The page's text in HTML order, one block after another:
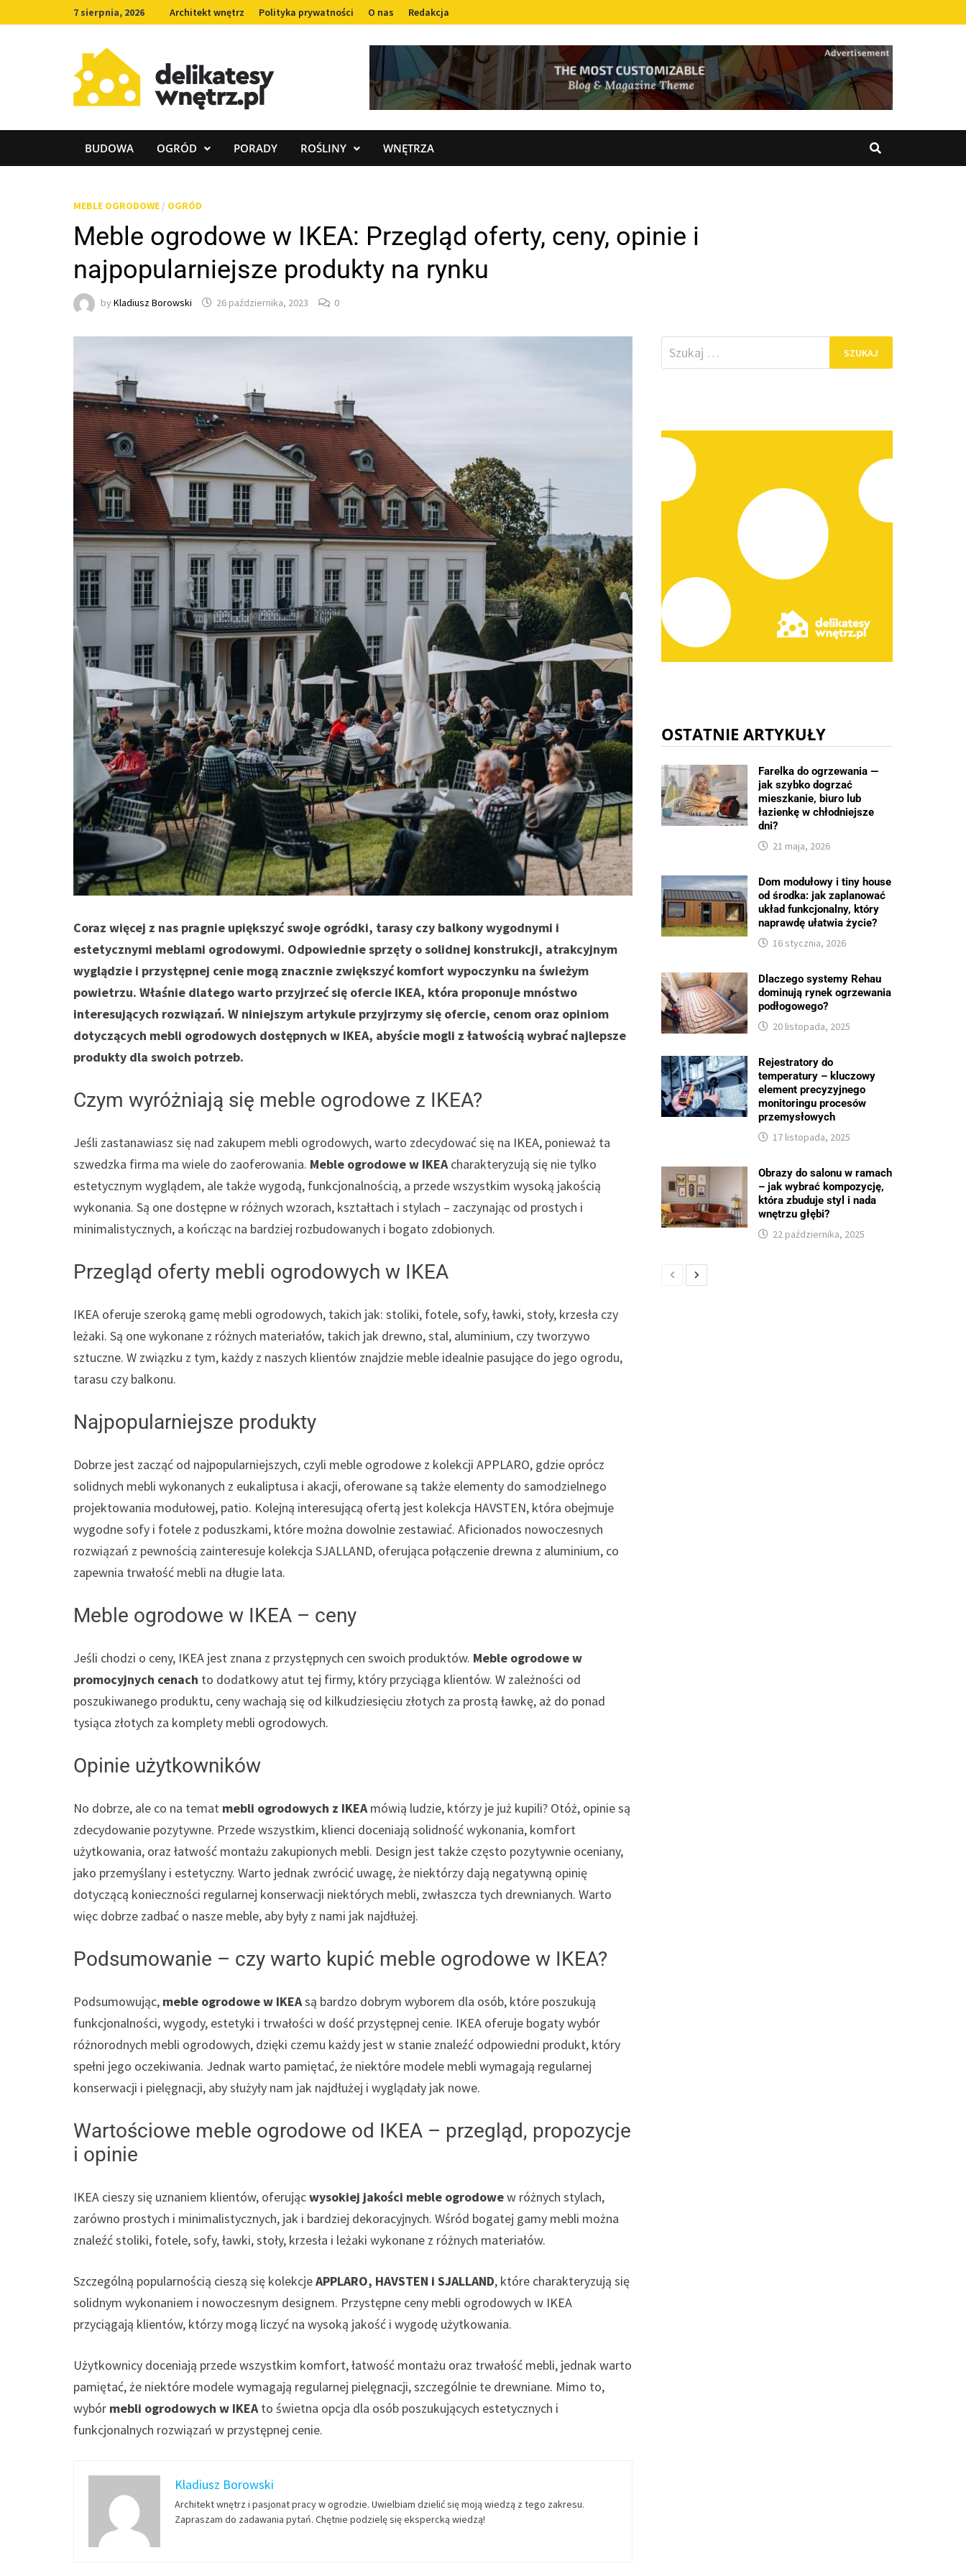
to
7 sierpnia, 2026 Architekt wnętrz Polityka prywatności O nas Redakcja
BUDOWA OGRÓD PORADY ROŚLINY WNĘTRZA
MEBLE OGRODOWE / OGRÓD
Meble ogrodowe w IKEA: Przegląd oferty, ceny, opinie i
najpopularniejsze produkty na rynku
by Kladiusz Borowski 26 października, 2023 0
Coraz więcej z nas pragnie upiększyć swoje ogródki, tarasy czy balkony wygodnymi i
estetycznymi meblami ogrodowymi. Odpowiednie sprzęty o solidnej konstrukcji, atrakcyjnym
wyglądzie i przystępnej cenie mogą znacznie zwiększyć komfort wypoczynku na świeżym
powietrzu. Właśnie dlatego warto przyjrzeć się ofercie IKEA, która proponuje mnóstwo
interesujących rozwiązań. W niniejszym artykule przyjrzymy się ofercie, cenom oraz opiniom
dotyczących mebli ogrodowych dostępnych w IKEA, abyście mogli z łatwością wybrać najlepsze
produkty dla swoich potrzeb.
Czym wyróżniają się meble ogrodowe z IKEA?
Jeśli zastanawiasz się nad zakupem mebli ogrodowych, warto zdecydować się na IKEA, ponieważ ta
szwedzka firma ma wiele do zaoferowania. Meble ogrodowe w IKEAcharakteryzują się nie tylko
estetycznym wyglądem, ale także wygodą, funkcjonalnością, a przede wszystkim wysoką jakością
wykonania. Są one dostępne w różnych wzorach, kształtach i stylach – zaczynając od prostych i
minimalistycznych, a kończąc na bardziej rozbudowanych i bogato zdobionych.
Przegląd oferty mebli ogrodowych w IKEA
IKEA oferuje szeroką gamę mebli ogrodowych, takich jak: stoliki, fotele, sofy, ławki, stoły, krzesła czy
leżaki. Są one wykonane z różnych materiałów, takich jak drewno, stal, aluminium, czy tworzywo
sztuczne. W związku z tym, każdy z naszych klientów znajdzie meble idealnie pasujące do jego ogrodu,
tarasu czy balkonu.
Najpopularniejsze produkty
Dobrze jest zacząć od najpopularniejszych, czyli meble ogrodowe z kolekcji APPLARO, gdzie oprócz
solidnych mebli wykonanych z eukaliptusa i akacji, oferowane są także elementy do samodzielnego
projektowania modułowej, patio. Kolejną interesującą ofertą jest kolekcja HAVSTEN, która obejmuje
wygodne sofy i fotele z poduszkami, które można dowolnie zestawiać. Aficionados nowoczesnych
rozwiązań z pewnością zainteresuje kolekcja SJALLAND, oferująca połączenie drewna z aluminium, co
zapewnia trwałość mebli na długie lata.
Meble ogrodowe w IKEA – ceny
Jeśli chodzi o ceny, IKEA jest znana z przystępnych cen swoich produktów. Meble ogrodowe w
promocyjnych cenach to dodatkowy atut tej firmy, który przyciąga klientów. W zależności od
poszukiwanego produktu, ceny wachają się od kilkudziesięciu złotych za prostą ławkę, aż do ponad
tysiąca złotych za komplety mebli ogrodowych.
Opinie użytkowników
No dobrze, ale co na temat mebli ogrodowych z IKEAmówią ludzie, którzy je już kupili? Otóż, opinie są
zdecydowanie pozytywne. Przede wszystkim, klienci doceniają solidność wykonania, komfort
użytkowania, oraz łatwość montażu zakupionych mebli. Design jest także często pozytywnie oceniany,
jako przemyślany i estetyczny. Warto jednak zwrócić uwagę, że niektórzy dają negatywną opinię
dotyczącą konieczności regularnej konserwacji niektórych mebli, zwłaszcza tych drewnianych. Warto
więc dobrze zadbać o nasze meble, aby były z nami jak najdłużej.
Podsumowanie – czy warto kupić meble ogrodowe w IKEA?
Podsumowując, meble ogrodowe w IKEAsą bardzo dobrym wyborem dla osób, które poszukują
funkcjonalności, wygody, estetyki i trwałości w dość przystępnej cenie. IKEA oferuje bogaty wybór
różnorodnych mebli ogrodowych, dzięki czemu każdy jest w stanie znaleźć odpowiedni produkt, który
spełni jego oczekiwania. Jednak warto pamiętać, że niektóre modele mebli wymagają regularnej
konserwacji i pielęgnacji, aby służyły nam jak najdłużej i wyglądały jak nowe.
Wartościowe meble ogrodowe od IKEA – przegląd, propozycje
i opinie
IKEA cieszy się uznaniem klientów, oferującwysokiej jakości meble ogrodowew różnych stylach,
zarówno prostych i minimalistycznych, jak i bardziej dekoracyjnych. Wśród bogatej gamy mebli można
znaleźć stoliki, fotele, sofy, ławki, stoły, krzesła i leżaki wykonane z różnych materiałów.
Szczególną popularnością cieszą się kolekcjeAPPLARO, HAVSTEN i SJALLAND, które charakteryzują się
solidnym wykonaniem i nowoczesnym designem. Przystępne ceny mebli ogrodowych w IKEA
przyciągają klientów, którzy mogą liczyć na wysoką jakość i wygodę użytkowania.
Użytkownicy doceniają przede wszystkim komfort, łatwość montażu oraz trwałość mebli, jednak warto
pamiętać, że niektóre modele wymagają regularnej pielęgnacji, szczególnie te drewniane. Mimo to,
wybór mebli ogrodowych w IKEAto świetna opcja dla osób poszukujących estetycznych i
funkcjonalnych rozwiązań w przystępnej cenie.
Kladiusz Borowski
Architekt wnętrz i pasjonat pracy w ogrodzie. Uwielbiam dzielić się moją wiedzą z tego zakresu.
Zapraszam do zadawania pytań. Chętnie podzielę się ekspercką wiedzą!
Szukaj:
OSTATNIE ARTYKUŁY
Farelka do ogrzewania —
jak szybko dogrzać
mieszkanie, biuro lub
łazienkę w chłodniejsze
dni?
21 maja, 2026
Dom modułowy i tiny house
od środka: jak zaplanować
układ funkcjonalny, który
naprawdę ułatwia życie?
16 stycznia, 2026
Dlaczego systemy Rehau
dominują rynek ogrzewania
podłogowego?
20 listopada, 2025
Rejestratory do
temperatury – kluczowy
element precyzyjnego
monitoringu procesów
przemysłowych
17 listopada, 2025
Obrazy do salonu w ramach
– jak wybrać kompozycję,
która zbuduje styl i nada
wnętrzu głębi?
22 października, 2025